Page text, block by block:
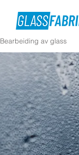
Bearbeiding av glass